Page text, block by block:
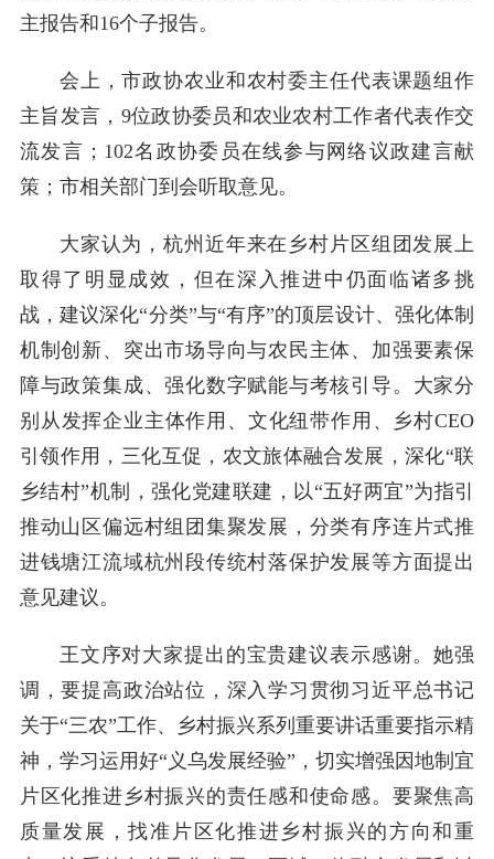
主报告和16个子报告。
会上，市政协农业和农村委主任代表课题组作
主旨发言，9位政协委员和农业农村工作者代表作交
流发言；102名政协委员在线参与网络议政建言献
策；市相关部门到会听取意见。
大家认为，杭州近年来在乡村片区组团发展上
取得了明显成效，但在深入推进中仍面临诸多挑
战，建议深化“分类”与“有序”的顶层设计、强化体制
机制创新、突出市场导向与农民主体、加强要素保
障与政策集成、强化数字赋能与考核引导。大家分
别从发挥企业主体作用、文化纽带作用、乡村CEO
引领作用，三化互促，农文旅体融合发展，深化“联
乡结村”机制，强化党建联建，以“五好两宜”为指引
推动山区偏远村组团集聚发展，分类有序连片式推
进钱塘江流域杭州段传统村落保护发展等方面提出
意见建议。
王文序对大家提出的宝贵建议表示感谢。她强
调，要提高政治站位，深入学习贯彻习近平总书记
关于“三农”工作、乡村振兴系列重要讲话重要指示精
神，学习运用好“义乌发展经验”，切实增强因地制宜
片区化推进乡村振兴的责任感和使命感。要聚焦高
质量发展，找准片区化推进乡村振兴的方向和重